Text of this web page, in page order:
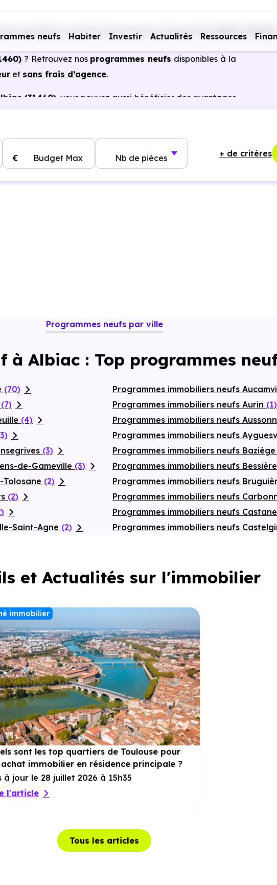
neufs Habiter Investir Actualités Ressources
immobiliers neufs Occitanie Haute-Garonne (31) Albiac (31460)
? Retrouvez nos programmes neufs disponibles à la
et sans frais d’agence.
(31460) , vous pouvez aussi bénéficier des avantages
Budget Max
€ Nb de pièces + de critères
Programmes neufs par ville
à Albiac : Top programmes
(70)
(7)
(4)
(3)
de-Gameville (3)
Tolosane (2)
(2)
Saint-Agne (2)
Programmes immobiliers neufs
Programmes immobiliers neufs Aurin (1)
Programmes immobiliers neufs
Programmes immobiliers neufs
Programmes immobiliers neufs Baziège
Programmes immobiliers neufs
Programmes immobiliers neufs
Programmes immobiliers neufs
Programmes immobiliers neufs
Programmes immobiliers neufs
et Actualités sur l'immobilier
immobilier
sont les top quartiers de Toulouse pour
achat immobilier en résidence principale ?
à jour le 28 juillet 2026 à 15h35
l'article
Tous les articles